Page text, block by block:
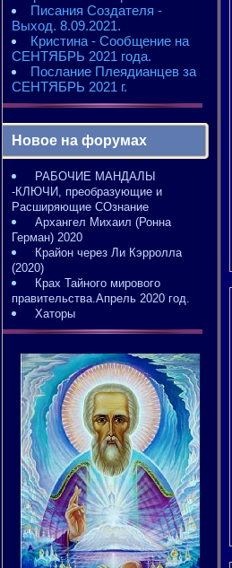
Писания Создателя -
Выход. 8.09.2021.
Кристина - Сообщение на
СЕНТЯБРЬ 2021 года.
Послание Плеядианцев за
СЕНТЯБРЬ 2021 г.
Новое на форумах
РАБОЧИЕ МАНДАЛЫ
-КЛЮЧИ, преобразующие и
Расширяющие СОзнание
Архангел Михаил (Ронна
Герман) 2020
Крайон через Ли Кэрролла
(2020)
Крах Тайного мирового
правительства.Апрель 2020 год.
Хаторы